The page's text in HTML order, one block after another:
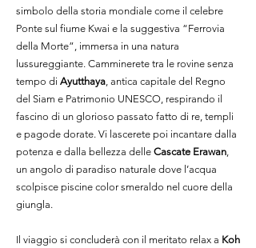
simbolo della storia mondiale come il celebre
Ponte sul fiume Kwai e la suggestiva “Ferrovia
della Morte”, immersa in una natura
lussureggiante. Camminerete tra le rovine senza
tempo di Ayutthaya, antica capitale del Regno
del Siam e Patrimonio UNESCO, respirando il
fascino di un glorioso passato fatto di re, templi
e pagode dorate. Vi lascerete poi incantare dalla
potenza e dalla bellezza delle Cascate Erawan,
un angolo di paradiso naturale dove l’acqua
scolpisce piscine color smeraldo nel cuore della
giungla.
Il viaggio si concluderà con il meritato relax a Koh